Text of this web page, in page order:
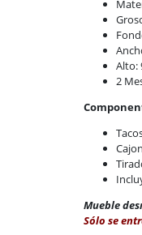
Alto:
2
Mueble
Sólo se